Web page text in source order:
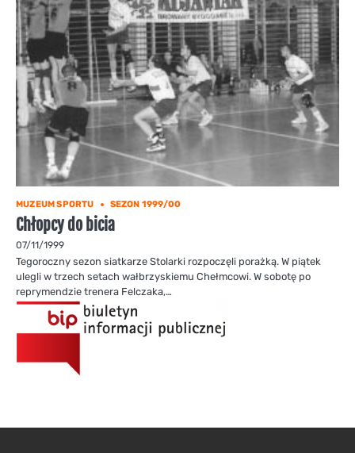
MUZEUM SPORTU SEZON 1999/00
Chłopcy do bicia
07/11/1999
Tegoroczny sezon siatkarze Stolarki rozpoczęli porażką. W piątek
ulegli w trzech setach wałbrzyskiemu Chełmcowi. W sobotę po
reprymendzie trenera Felczaka,…